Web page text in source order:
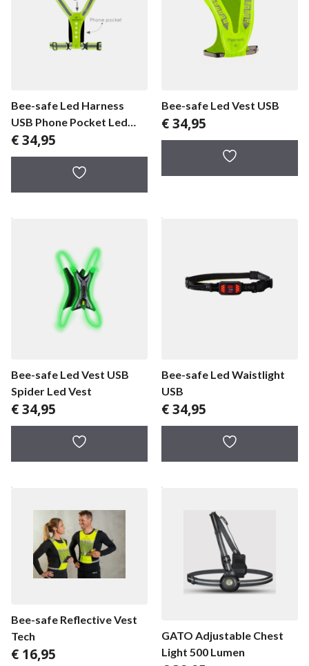
Bee-safe Led Harness
USB Phone Pocket Led
Vest
€34,95
Bee-safe Led Vest USB
€34,95
Bee-safe Led Vest USB
Spider Led Vest
€34,95
Bee-safe Led Waistlight
USB
€34,95
Bee-safe Reflective Vest
Tech
€ 16,95
GATO Adjustable Chest
Light 500 Lumen